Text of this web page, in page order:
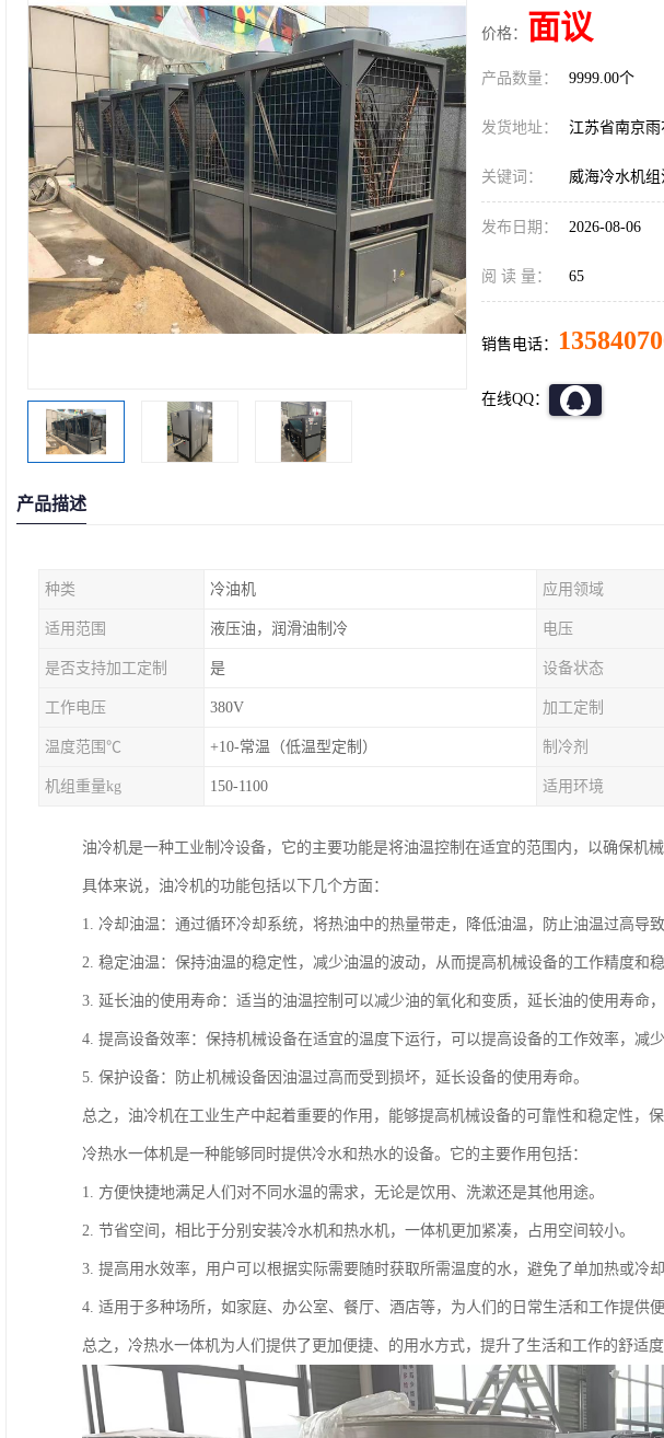
价格： 面议
产品数量： 9999.00个
发货地址： 江苏省南京
关键词： 威海冷水机组
发布日期： 2026-08-06
阅 读 量： 65
销售电话：
在线QQ：
产品描述
种类 冷油机 应用领域
适用范围 液压油，润滑油制冷 电压
是否支持加工定制 是 设备状态
工作电压 380V 加工定制
温度范围℃ +10-常温（低温型定制） 制冷剂
机组重量kg 150-1100 适用环境
油冷机是一种工业制冷设备，它的主要功能是将油温控制在适宜的范围内，以确保机械
具体来说，油冷机的功能包括以下几个方面：
1. 冷却油温：通过循环冷却系统，将热油中的热量带走，降低油温，防止油温过高导
2. 稳定油温：保持油温的稳定性，减少油温的波动，从而提高机械设备的工作精度和稳
3. 延长油的使用寿命：适当的油温控制可以减少油的氧化和变质，延长油的使用寿命
4. 提高设备效率：保持机械设备在适宜的温度下运行，可以提高设备的工作效率，减少
5. 保护设备：防止机械设备因油温过高而受到损坏，延长设备的使用寿命。
总之，油冷机在工业生产中起着重要的作用，能够提高机械设备的可靠性和稳定性，保
冷热水一体机是一种能够同时提供冷水和热水的设备。它的主要作用包括：
1. 方便快捷地满足人们对不同水温的需求，无论是饮用、洗漱还是其他用途。
2. 节省空间，相比于分别安装冷水机和热水机，一体机更加紧凑，占用空间较小。
3. 提高用水效率，用户可以根据实际需要随时获取所需温度的水，避免了单加热或冷
4. 适用于多种场所，如家庭、办公室、餐厅、酒店等，为人们的日常生活和工作提供便
总之，冷热水一体机为人们提供了更加便捷、的用水方式，提升了生活和工作的舒适度